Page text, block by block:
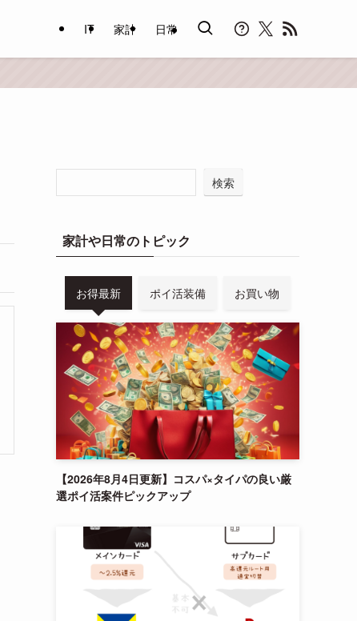
IT 家計 日常
検索
家計や日常のトピック
お得最新 ポイ活装備 お買い物
【2026年8月4日更新】コスパ×タイパの良い厳
選ポイ活案件ピックアップ